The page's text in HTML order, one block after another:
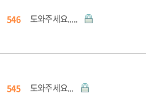
546 도와주세요.....
545 도와주세요...